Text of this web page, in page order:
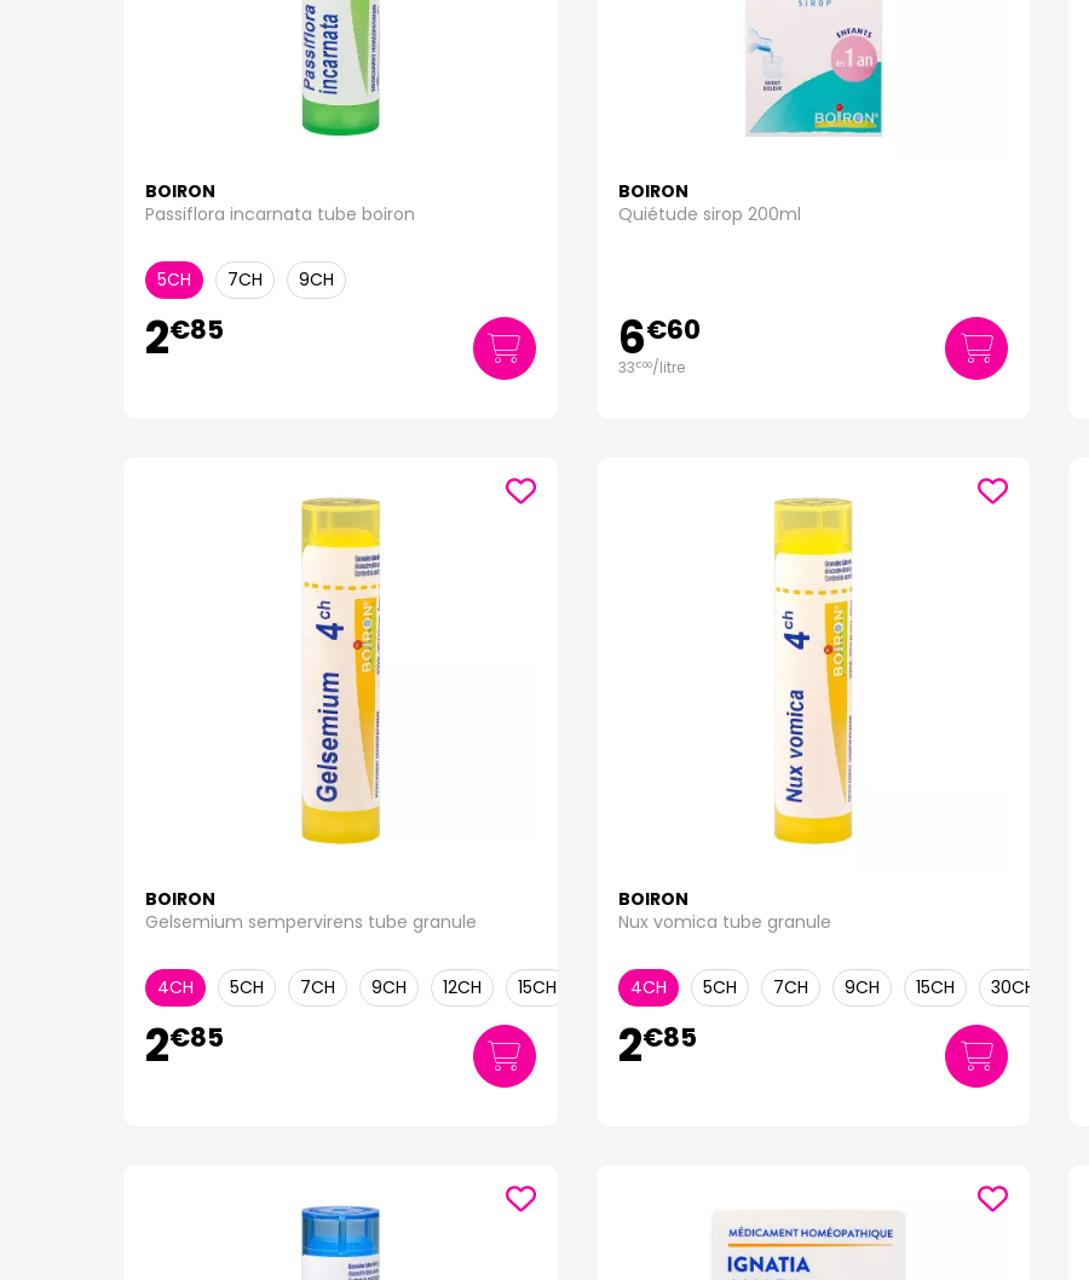
BOIRON
Passiflora incarnata tube boiron
5CH 7CH 9CH
2€85
BOIRON
Quiétude sirop 200ml
6€60
33€00/litre
BOIRON
Gelsemium sempervirens tube granule
4CH 5CH 7CH 9CH 12CH 15CH
2€85
BOIRON
Nux vomica tube granule
4CH 5CH 7CH 9CH 15CH 30CH
2€85